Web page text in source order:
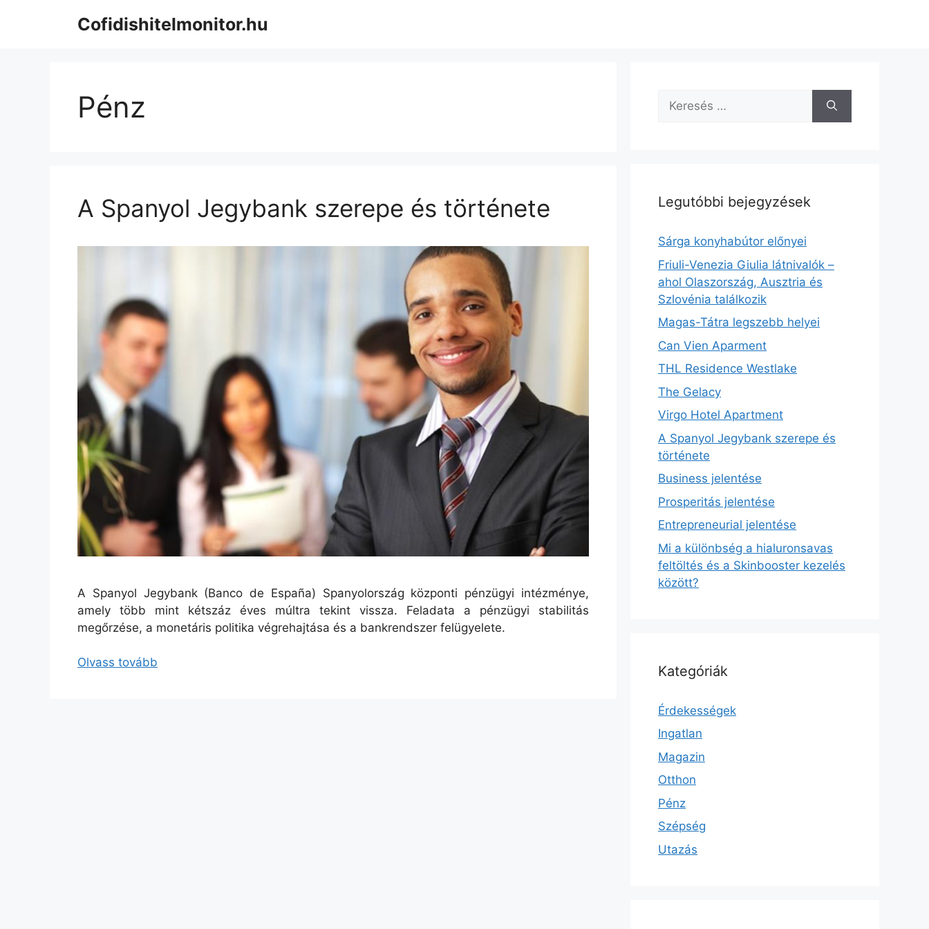
Cofidishitelmonitor.hu
Pénz
A Spanyol Jegybank szerepe és története
A Spanyol Jegybank (Banco de España) Spanyolország központi pénzügyi intézménye,
amely több mint kétszáz éves múltra tekint vissza. Feladata a pénzügyi stabilitás
megőrzése, a monetáris politika végrehajtása és a bankrendszer felügyelete.
Olvass tovább
Keresés:
Legutóbbi bejegyzések
Sárga konyhabútor előnyei
Friuli-Venezia Giulia látnivalók –
ahol Olaszország, Ausztria és
Szlovénia találkozik
Magas-Tátra legszebb helyei
Can Vien Aparment
THL Residence Westlake
The Gelacy
Virgo Hotel Apartment
A Spanyol Jegybank szerepe és
története
Business jelentése
Prosperitás jelentése
Entrepreneurial jelentése
Mi a különbség a hialuronsavas
feltöltés és a Skinbooster kezelés
között?
Kategóriák
Érdekességek
Ingatlan
Magazin
Otthon
Pénz
Szépség
Utazás